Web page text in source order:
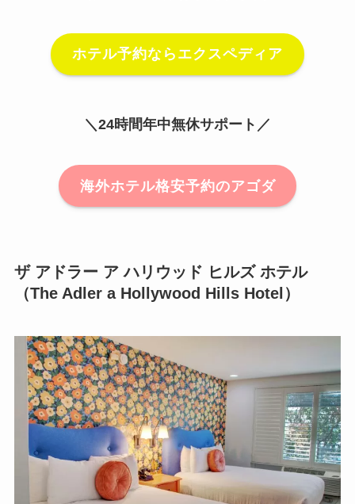
ホテル予約ならエクスペディア
＼24時間年中無休サポート／
海外ホテル格安予約のアゴダ
ザ アドラー ア ハリウッド ヒルズ ホテル
（The Adler a Hollywood Hills Hotel）